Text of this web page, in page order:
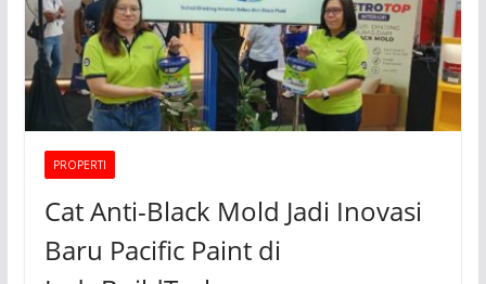
PROPERTI
Cat Anti-Black Mold Jadi Inovasi
Baru Pacific Paint di